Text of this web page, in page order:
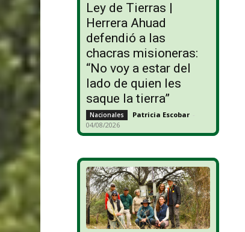
Ley de Tierras |
Herrera Ahuad
defendió a las
chacras misioneras:
“No voy a estar del
lado de quien les
saque la tierra”
Nacionales Patricia Escobar -
04/08/2026